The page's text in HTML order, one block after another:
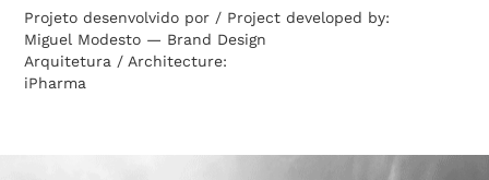
Projeto desenvolvido por / Project developed by:
Miguel Modesto — Brand Design
Arquitetura / Architecture:
iPharma